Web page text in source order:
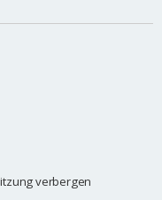
verbergen